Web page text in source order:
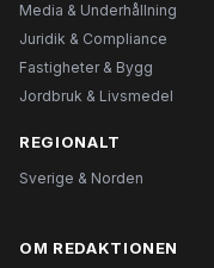
Media & Underhållning
Juridik & Compliance
Fastigheter & Bygg
Jordbruk & Livsmedel
REGIONALT
Sverige & Norden
OM REDAKTIONEN